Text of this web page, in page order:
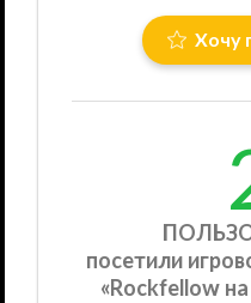
Хочу
посетили
«Rockfellow